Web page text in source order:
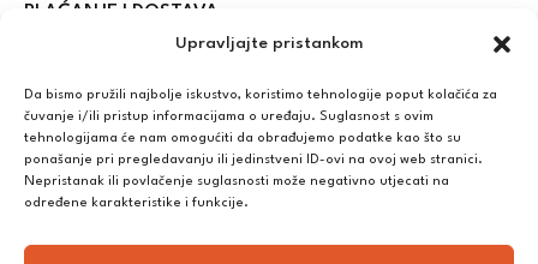
Upravljajte pristankom
Da bismo pružili najbolje iskustvo, koristimo tehnologije poput kolačića za
čuvanje i/ili pristup informacijama o uređaju. Suglasnost s ovim
tehnologijama će nam omogućiti da obrađujemo podatke kao što su
ponašanje pri pregledavanju ili jedinstveni ID-ovi na ovoj web stranici.
Nepristanak ili povlačenje suglasnosti može negativno utjecati na
određene karakteristike i funkcije.
PLAĆANJE I DOSTAVA
– iznad potrošenih 55 eura dostava je
Plaćanje:
Bankovna transakcija, plaćanje prilikom preuzimanja, CorvusPay